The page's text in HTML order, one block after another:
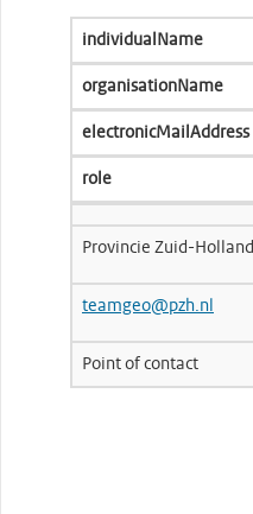
individualName
organisationName
electronicMailAddress
role
Provincie Zuid-Holland
teamgeo@pzh.nl
Point of contact